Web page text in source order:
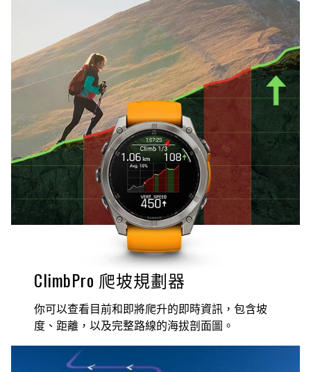
ClimbPro 爬坡規劃器
你可以查看目前和即將爬升的即時資訊，包含坡
度、距離，以及完整路線的海拔剖面圖。